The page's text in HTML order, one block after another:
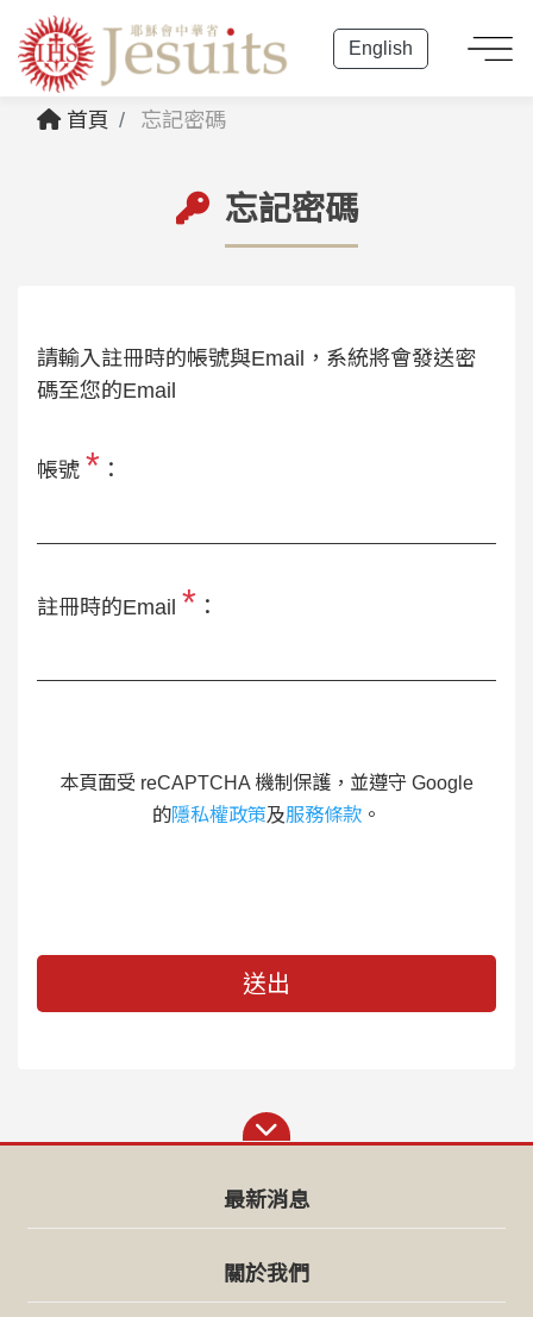
English
首頁 忘記密碼
忘記密碼
請輸入註冊時的帳號與Email，系統將會發送密
碼至您的Email
帳號 * ：
註冊時的Email * ：
本頁面受 reCAPTCHA 機制保護，並遵守 Google
的隱私權政策及服務條款 。
送出
最新消息
關於我們